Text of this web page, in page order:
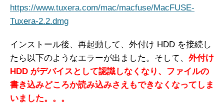
https://www.tuxera.com/mac/macfuse/MacFUSE-
Tuxera-2.2.dmg
インストール後、再起動して、外付け HDD を接続し
たら以下のようなエラーが出ました。そして、 外付け
HDD がデバイスとして認識しなくなり、ファイルの
書き込みどころか読み込みさえもできなくなってしま
いました。。。